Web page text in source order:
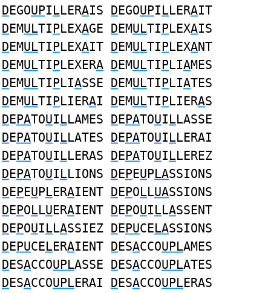
DEGOUPILLERAIS DEGOUPILLERAIT
DEMULTIPLEXAGE DEMULTIPLEXAIS
DEMULTIPLEXAIT DEMULTIPLEXANT
DEMULTIPLEXERA DEMULTIPLIAMES
DEMULTIPLIASSE DEMULTIPLIATES
DEMULTIPLIERAI DEMULTIPLIERAS
DEPATOUILLAMES DEPATOUILLASSE
DEPATOUILLATES DEPATOUILLERAI
DEPATOUILLERAS DEPATOUILLEREZ
DEPATOUILLIONS DEPEUPLASSIONS
DEPEUPLERAIENT DEPOLLUASSIONS
DEPOLLUERAIENT DEPOUILLASSENT
DEPOUILLASSIEZ DEPUCELASSIONS
DEPUCELERAIENT DESACCOUPLAMES
DESACCOUPLASSE DESACCOUPLATES
DESACCOUPLERAI DESACCOUPLERAS